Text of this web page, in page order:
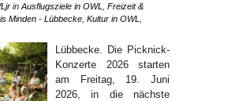
in Ausflugsziele in OWL
Freizeit &
Minden - Lübbecke Kultur in OWL
Lübbecke. Die Picknick-
Konzerte 2026 starten
am Freitag, 19. Juni
2026, in die nächste